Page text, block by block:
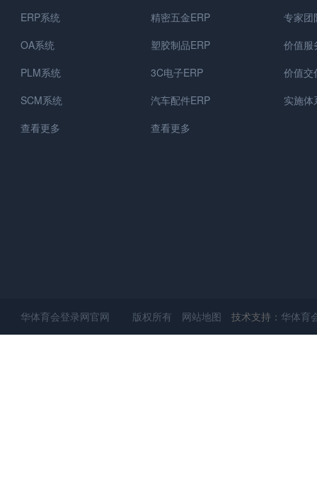
ERP系统
OA系统
PLM系统
SCM系统
查看更多
精密五金ERP
塑胶制品ERP
3C电子ERP
汽车配件ERP
查看更多
专家团
价值服
价值交
实施体
华体育会登录网官网 版权所有 网站地图 技术支持：华体育